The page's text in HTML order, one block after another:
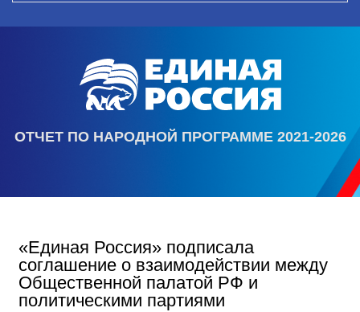
ОТЧЕТ ПО НАРОДНОЙ ПРОГРАММЕ 2021-2026
«Единая Россия» подписала
соглашение о взаимодействии между
Общественной палатой РФ и
политическими партиями